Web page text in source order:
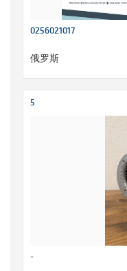
0256021017
俄罗斯
5
-